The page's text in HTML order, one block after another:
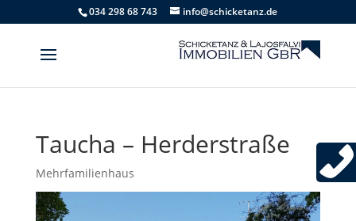
034 298 68 743 info@schicketanz.de
Taucha – Herderstraße
Mehrfamilienhaus